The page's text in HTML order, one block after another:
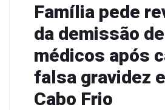
Família pede
da demissão de
médicos após
falsa gravidez
Cabo Frio